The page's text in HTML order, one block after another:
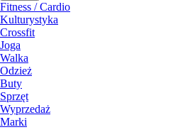
Fitness / Cardio
Kulturystyka
Crossfit
Joga
Walka
Odzież
Buty
Sprzęt
Wyprzedaż
Marki